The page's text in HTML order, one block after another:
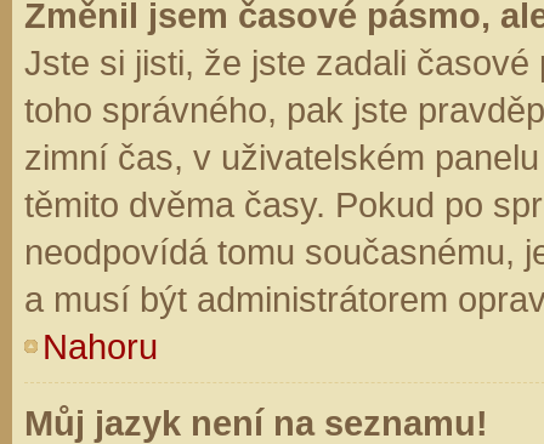
Změnil jsem časové pásmo,
Jste si jisti, že jste zadali
toho správného, pak jste
zimní čas, v uživatelském
těmito dvěma časy. Pokud po
neodpovídá tomu současnému,
a musí být administrátorem
Nahoru
Můj jazyk není na seznamu!